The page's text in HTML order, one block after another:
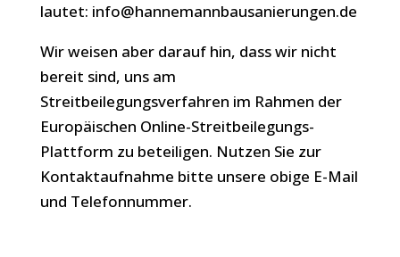
lautet: info@hannemannbausanierungen.de
Wir weisen aber darauf hin, dass wir nicht
bereit sind, uns am
Streitbeilegungsverfahren im Rahmen der
Europäischen Online-Streitbeilegungs-
Plattform zu beteiligen. Nutzen Sie zur
Kontaktaufnahme bitte unsere obige E-Mail
und Telefonnummer.